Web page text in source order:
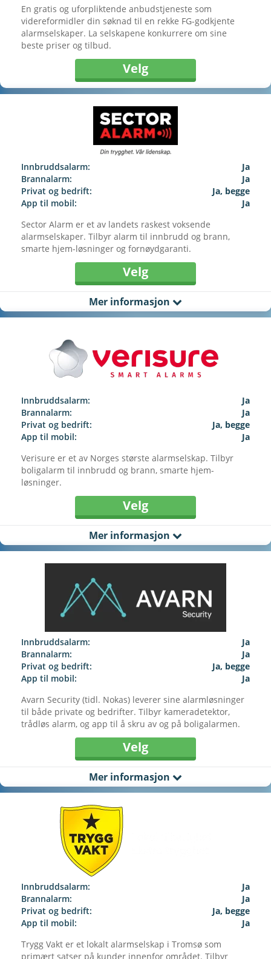
En gratis og uforpliktende anbudstjeneste som
videreformidler din søknad til en rekke FG-godkjente
alarmselskaper. La selskapene konkurrere om sine
beste priser og tilbud.
Velg
Innbruddsalarm:
Ja
Brannalarm:
Ja
Privat og bedrift:
Ja, begge
App til mobil:
Ja
Sector Alarm er et av landets raskest voksende
alarmselskaper. Tilbyr alarm til innbrudd og brann,
smarte hjem-løsninger og fornøydgaranti.
Velg
Mer informasjon
Innbruddsalarm:
Ja
Brannalarm:
Ja
Privat og bedrift:
Ja, begge
App til mobil:
Ja
Verisure er et av Norges største alarmselskap. Tilbyr
boligalarm til innbrudd og brann, smarte hjem-
løsninger.
Velg
Mer informasjon
Innbruddsalarm:
Ja
Brannalarm:
Ja
Privat og bedrift:
Ja, begge
App til mobil:
Ja
Avarn Security (tidl. Nokas) leverer sine alarmløsninger
til både private og bedrifter. Tilbyr kameradetektor,
trådløs alarm, og app til å skru av og på boligalarmen.
Velg
Mer informasjon
Innbruddsalarm:
Ja
Brannalarm:
Ja
Privat og bedrift:
Ja, begge
App til mobil:
Ja
Trygg Vakt er et lokalt alarmselskap i Tromsø som
primært satser på kunder innenfor området. Tilbyr